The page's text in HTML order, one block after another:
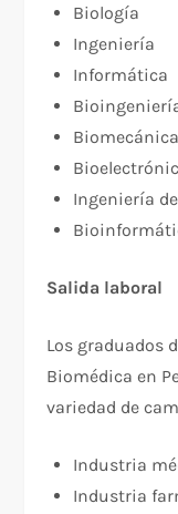
Biología
Ingeniería
Informática
Biomecánica
Ingeniería
Salida laboral
Los graduados
Biomédica en
variedad de
Industria
Industria